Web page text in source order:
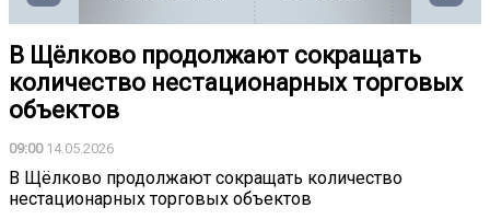
В Щёлково продолжают сокращать
количество нестационарных торговых
объектов
09:0014.05.2026
В Щёлково продолжают сокращать количество
нестационарных торговых объектов